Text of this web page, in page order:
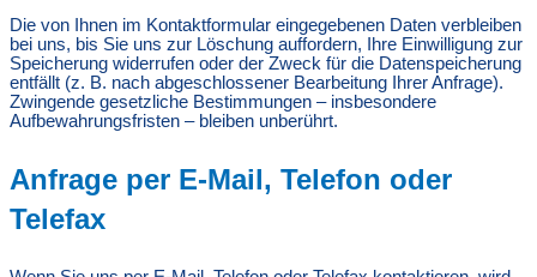
Die von Ihnen im Kontaktformular eingegebenen Daten verbleiben
bei uns, bis Sie uns zur Löschung auffordern, Ihre Einwilligung zur
Speicherung widerrufen oder der Zweck für die Datenspeicherung
entfällt (z. B. nach abgeschlossener Bearbeitung Ihrer Anfrage).
Zwingende gesetzliche Bestimmungen – insbesondere
Aufbewahrungsfristen – bleiben unberührt.
Anfrage per E-Mail, Telefon oder
Telefax